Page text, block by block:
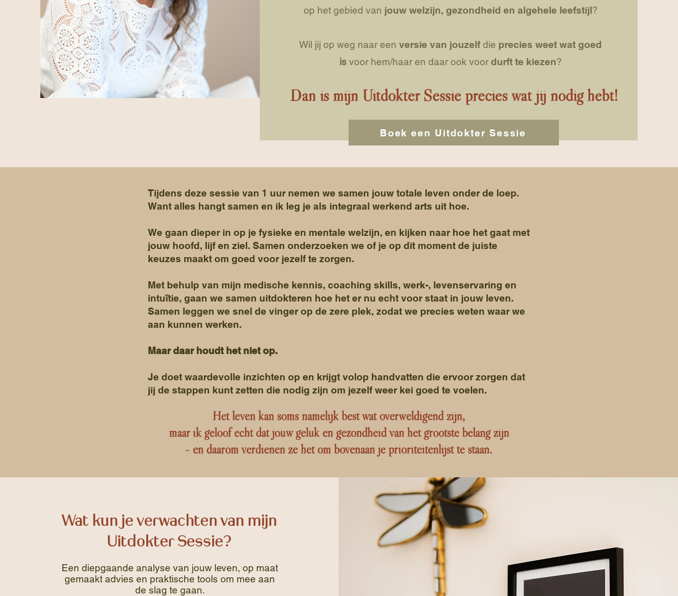
op het gebied van jouw welzijn, gezondheid en algehele leefstijl?
Wil jij op weg naar eenversie van jouzelfdie precies weet wat goed
is voor hem/haar en daar ook voordurft te kiezen?
Dan is mijn Uitdokter Sessie precies wat jij nodig hebt!
Boek een Uitdokter Sessie
Tijdens deze sessie van 1 uur nemen we samen jouw totale leven onder de loep.
Want alles hangt samen en ik leg je als integraal werkend arts uit hoe.
We gaan dieper in op je fysieke en mentale welzijn, en kijken naar hoe het gaat met
jouw hoofd, lijf en ziel. Samen onderzoeken we of je op dit moment de juiste
keuzes maakt om goed voor jezelf te zorgen.
Met behulp van mijn medische kennis, coaching skills, werk-, levenservaring en
intuïtie, gaan we samen uitdokteren hoe het er nu echt voor staat in jouw leven.
Samen leggen we snel de vinger op de zere plek, zodat we precies weten waar we
aan kunnen werken.
Maar daar houdt het niet op.
Je doet waardevolle inzichten op en krijgt volop handvatten die ervoor zorgen dat
jij de stappen kunt zetten die nodig zijn om jezelf weer kei goed te voelen.
Het leven kan soms namelijk best wat overweldigend zijn,
maar ik geloof echt dat jouw geluk en gezondheid van het grootste belang zijn
- en daarom verdienen ze het om bovenaan je prioriteitenlijst te staan.
Wat kun je verwachten van mijn
Uitdokter Sessie?
Een diepgaande analyse van jouw leven, op maat
gemaakt advies en praktische tools om mee aan
de slag te gaan.